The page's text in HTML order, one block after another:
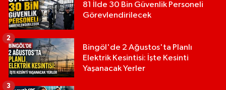
81 İlde 30 Bin Güvenlik Personeli
Görevlendirilecek
Bingöl'de 2 Ağustos'ta Planlı
Elektrik Kesintisi: İşte Kesinti
Yaşanacak Yerler
2
3